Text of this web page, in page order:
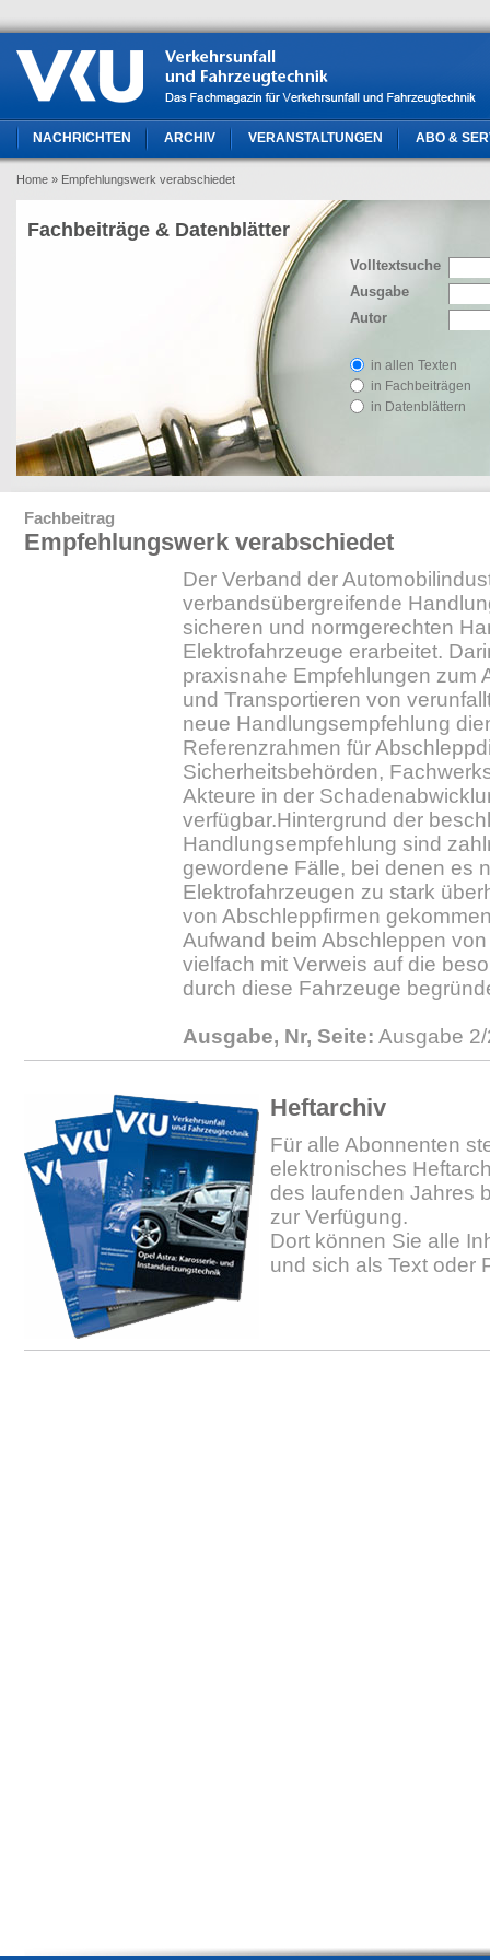
NACHRICHTEN ARCHIV VERANSTALTUNGEN ABO &
Home » Empfehlungswerk verabschiedet
Volltextsuche
Ausgabe
Autor
in allen Texten
in Fachbeiträgen
in Datenblättern
Fachbeiträge & Datenblätter
Fachbeitrag
Empfehlungswerk verabschiedet
Der Verband der
verbandsübergreifende
sicheren und normgerechten
Elektrofahrzeuge erarbeitet.
praxisnahe Empfehlungen zum
und Transportieren von
neue Handlungsempfehlung
Referenzrahmen für
Sicherheitsbehörden,
Akteure in der
verfügbar.Hintergrund der
Handlungsempfehlung sind
gewordene Fälle, bei denen es
Elektrofahrzeugen zu stark
von Abschleppfirmen
Aufwand beim Abschleppen
vielfach mit Verweis auf die
durch diese Fahrzeuge
Ausgabe, Nr, Seite: Ausgabe
Heftarchiv
Für alle Abonnenten
elektronisches
des laufenden Jahres
zur Verfügung.
Dort können Sie alle
und sich als Text oder